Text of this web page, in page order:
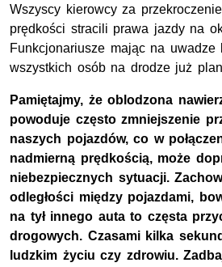
Wszyscy kierowcy za
prędkości stracili prawa jazdy na
Funkcjonariusze mając na uwadze
wszystkich osób na drodze już
Pamiętajmy, że oblodzona
powoduje często zmniejszenie
naszych pojazdów, co w
nadmierną prędkością, może
niebezpiecznych sytuacji.
odległości między pojazdami,
na tył innego auta to częsta
drogowych. Czasami kilka
ludzkim życiu czy zdrowiu.